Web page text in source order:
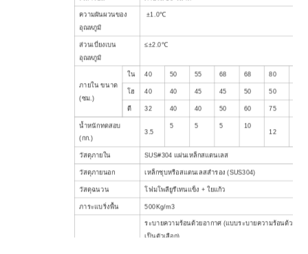
ความผันผวนของ
อุณหภูมิ
±1.0℃
ส่วนเบี่ยงเบน
อุณหภูมิ
≤±2.0℃
ภายใน ขนาด
(ซม.)
ใน 40 50 55 68 68 80
โฮ 40 40 45 45 50 50
ดี 32 40 40 50 60 75
น้ำหนักทดสอบ
(กก.)
3.5
5 5 5
10
12
วัสดุภายใน SUS#304 แผ่นเหล็กสแตนเลส
วัสดุภายนอก เหล็กชุบหรือสแตนเลสสำรอง (SUS304)
วัสดุฉนวน โฟมโพลียูรีเทนแข็ง + ใยแก้ว
ภาระแบริ่งพื้น 500Kg/m3
ระบายความร้อนด้วยอากาศ (แบบระบายความร้อนด้วยน้ำ
เป็นตัวเลือก)